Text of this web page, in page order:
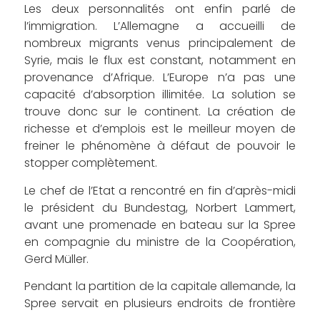
Les deux personnalités ont enfin parlé de
l’immigration. L’Allemagne a accueilli de
nombreux migrants venus principalement de
Syrie, mais le flux est constant, notamment en
provenance d’Afrique. L’Europe n’a pas une
capacité d’absorption illimitée. La solution se
trouve donc sur le continent. La création de
richesse et d’emplois est le meilleur moyen de
freiner le phénomène à défaut de pouvoir le
stopper complètement.
Le chef de l’Etat a rencontré en fin d’après-midi
le président du Bundestag, Norbert Lammert,
avant une promenade en bateau sur la Spree
en compagnie du ministre de la Coopération,
Gerd Müller.
Pendant la partition de la capitale allemande, la
Spree servait en plusieurs endroits de frontière